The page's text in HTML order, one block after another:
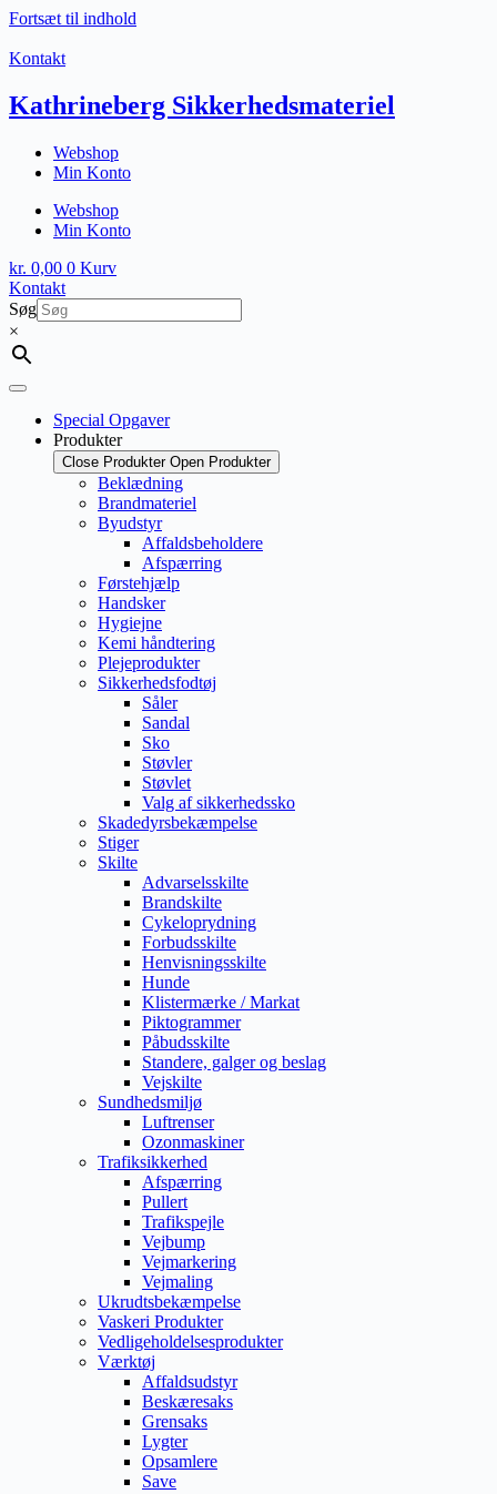
Fortsæt til indhold
Kontakt
Kathrineberg Sikkerhedsmateriel
Webshop
Min Konto
Webshop
Min Konto
kr. 0,00 0 Kurv
Kontakt
Søg
×
Special Opgaver
Produkter
Close Produkter Open Produkter
Beklædning
Brandmateriel
Byudstyr
Affaldsbeholdere
Afspærring
Førstehjælp
Handsker
Hygiejne
Kemi håndtering
Plejeprodukter
Sikkerhedsfodtøj
Såler
Sandal
Sko
Støvler
Støvlet
Valg af sikkerhedssko
Skadedyrsbekæmpelse
Stiger
Skilte
Advarselsskilte
Brandskilte
Cykeloprydning
Forbudsskilte
Henvisningsskilte
Hunde
Klistermærke / Markat
Piktogrammer
Påbudsskilte
Standere, galger og beslag
Vejskilte
Sundhedsmiljø
Luftrenser
Ozonmaskiner
Trafiksikkerhed
Afspærring
Pullert
Trafikspejle
Vejbump
Vejmarkering
Vejmaling
Ukrudtsbekæmpelse
Vaskeri Produkter
Vedligeholdelsesprodukter
Værktøj
Affaldsudstyr
Beskæresaks
Grensaks
Lygter
Opsamlere
Save